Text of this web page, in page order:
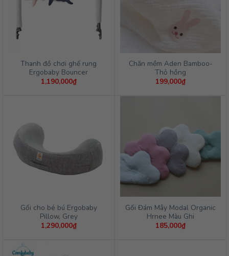
Thanh đồ chơi ghế rung
Ergobaby Bouncer
1,190,000₫
Chăn mềm Aden Bamboo-
Thỏ hồng
199,000₫
Gối cho bé bú Ergobaby
Pillow, Grey
1,290,000₫
Gối Đám Mây Modal Organic
Hrnee Màu Ghi
185,000₫